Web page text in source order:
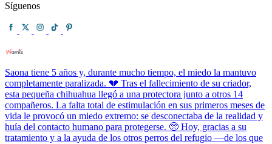
Síguenos
Saona tiene 5 años y, durante mucho tiempo, el miedo la mantuvo
completamente paralizada. 💔 Tras el fallecimiento de su criador,
esta pequeña chihuahua llegó a una protectora junto a otros 14
compañeros. La falta total de estimulación en sus primeros meses de
vida le provocó un miedo extremo: se desconectaba de la realidad y
huía del contacto humano para protegerse. 🥺 Hoy, gracias a su
tratamiento y a la ayuda de los otros perros del refugio —de los que